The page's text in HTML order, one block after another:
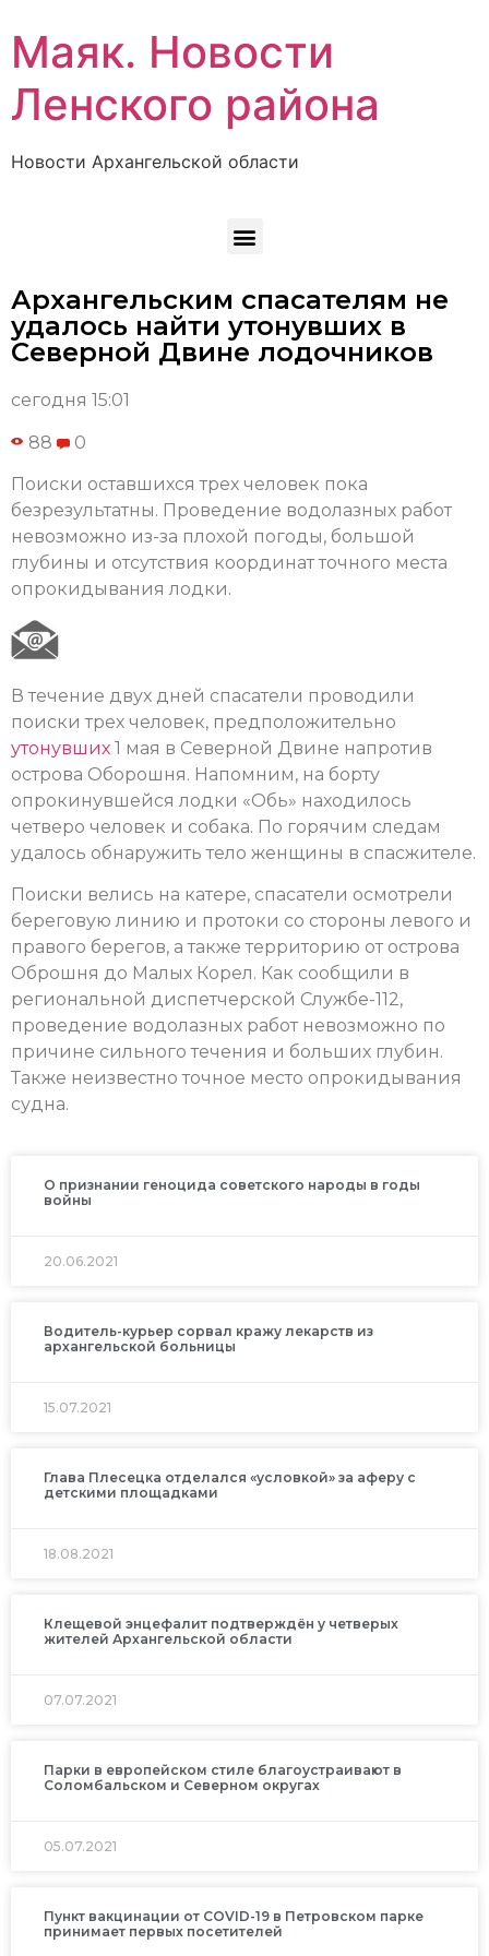
Маяк. Новости
Ленского района
Новости Архангельской области
Архангельским спасателям не
удалось найти утонувших в
Северной Двине лодочников
сегодня 15:01
88 0
Поиски оставшихся трех человек пока
безрезультатны. Проведение водолазных работ
невозможно из-за плохой погоды, большой
глубины и отсутствия координат точного места
опрокидывания лодки.
В течение двух дней спасатели проводили
поиски трех человек, предположительно
утонувших 1 мая в Северной Двине напротив
острова Оборошня. Напомним, на борту
опрокинувшейся лодки «Обь» находилось
четверо человек и собака. По горячим следам
удалось обнаружить тело женщины в спасжителе.
Поиски велись на катере, спасатели осмотрели
береговую линию и протоки со стороны левого и
правого берегов, а также территорию от острова
Оброшня до Малых Корел. Как сообщили в
региональной диспетчерской Службе-112,
проведение водолазных работ невозможно по
причине сильного течения и больших глубин.
Также неизвестно точное место опрокидывания
судна.
О признании геноцида советского народы в годы
войны
20.06.2021
Водитель-курьер сорвал кражу лекарств из
архангельской больницы
15.07.2021
Глава Плесецка отделался «условкой» за аферу с
детскими площадками
18.08.2021
Клещевой энцефалит подтверждён у четверых
жителей Архангельской области
07.07.2021
Парки в европейском стиле благоустраивают в
Соломбальском и Северном округах
05.07.2021
Пункт вакцинации от COVID-19 в Петровском парке
принимает первых посетителей